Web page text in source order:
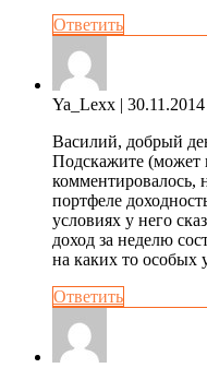
Ответить
Ya_Lexx |
Василий, добрый
Подскажите (может
комментировалось,
портфеле
условиях у него
доход за неделю
на каких то особых
Ответить